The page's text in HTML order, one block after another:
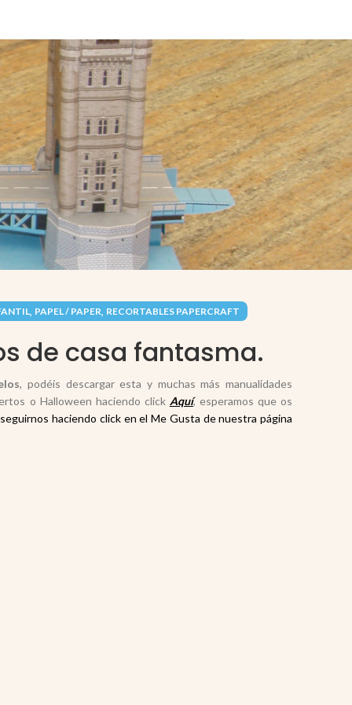
, PAPEL / PAPER, RECORTABLES PAPERCRAFT
de casa fantasma.
, podéis descargar esta y muchas más manualidades
o Halloween haciendo click Aquí, esperamos que os
haciendo click en el Me Gusta de nuestra página